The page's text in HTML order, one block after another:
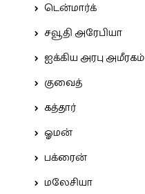
டென்மார்க்
சவூதி அரேபியா
ஐக்கிய அரபு அமீரகம்
குவைத்
கத்தார்
ஓமன்
பக்ரைன்
மலேசியா